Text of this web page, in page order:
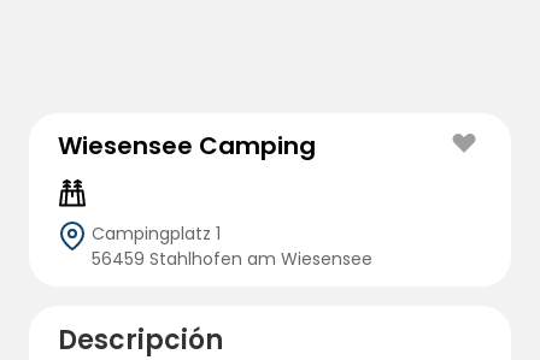
Wiesensee Camping
Campingplatz 1
56459 Stahlhofen am Wiesensee
Descripción